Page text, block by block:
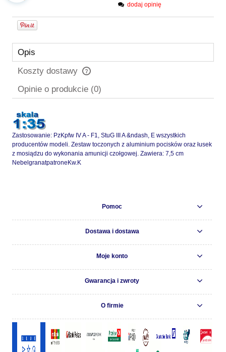
dodaj opinię
Opis
Koszty dostawy
Cena nie zawiera ewentualnych kosztów płatności
Opinie o produkcie (0)
Zastosowanie: PzKpfw IV A - F1, StuG III A &ndash, E wszystkich
producentów modeli. Zestaw toczonych z aluminium pocisków oraz łusek
z mosiądzu do wykonania amunicji czołgowej. Zawiera: 7,5 cm
NebelgranatpatroneKw.K
Pomoc
Dostawa i dostawa
Moje konto
Gwarancja i zwroty
O firmie